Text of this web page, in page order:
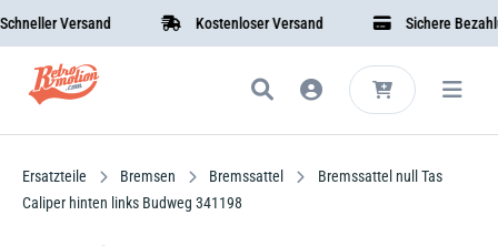
Versand Kostenloser Versand Sichere Bezahlung
Ersatzteile Bremsen Bremssattel
Bremssattel null Tas
Caliper hinten links Budweg 341198